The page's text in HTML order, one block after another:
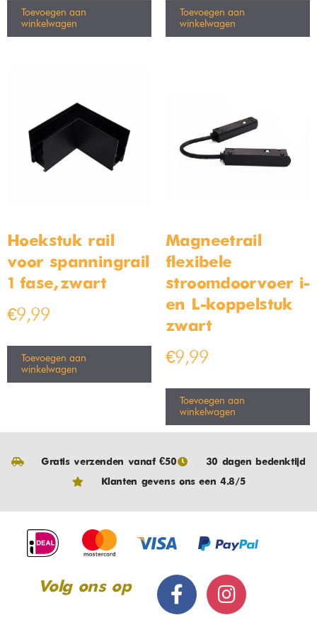
Toevoegen aan
winkelwagen
Toevoegen aan
winkelwagen
Hoekstuk rail
voor spanningrail
1 fase, zwart
€9,99
Toevoegen aan
winkelwagen
Magneetrail
flexibele
stroomdoorvoer i-
en L-koppelstuk
zwart
€9,99
Toevoegen aan
winkelwagen
Gratis verzenden vanaf €50
30 dagen bedenktijd
Klanten gevens ons een 4.8/5
Volg ons op